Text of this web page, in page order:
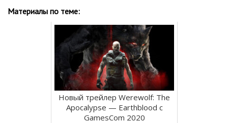
Материалы по теме:
Новый трейлер Werewolf: The
Apocalypse — Earthblood с
GamesCom 2020